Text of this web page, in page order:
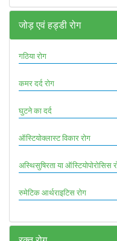
जोड़ एवं हड्डी रोग
गठिया रोग
कमर दर्द रोग
घुटने का दर्द
ऑस्टियोक्लास्ट विकार रोग
अस्थिसुषिरता या ऑस्टियोपोरोसिस
रुमेटिक आर्थराइटिस रोग